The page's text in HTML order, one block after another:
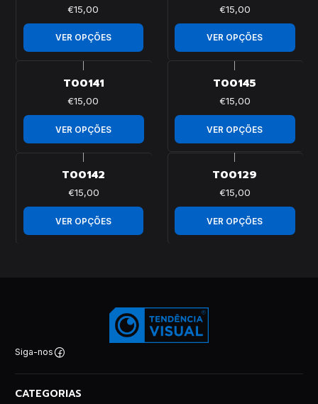
€15,00
VER OPÇÕES
€15,00
VER OPÇÕES
T00141
€15,00
VER OPÇÕES
T00145
€15,00
VER OPÇÕES
T00142
€15,00
VER OPÇÕES
T00129
€15,00
VER OPÇÕES
Siga-nos
CATEGORIAS